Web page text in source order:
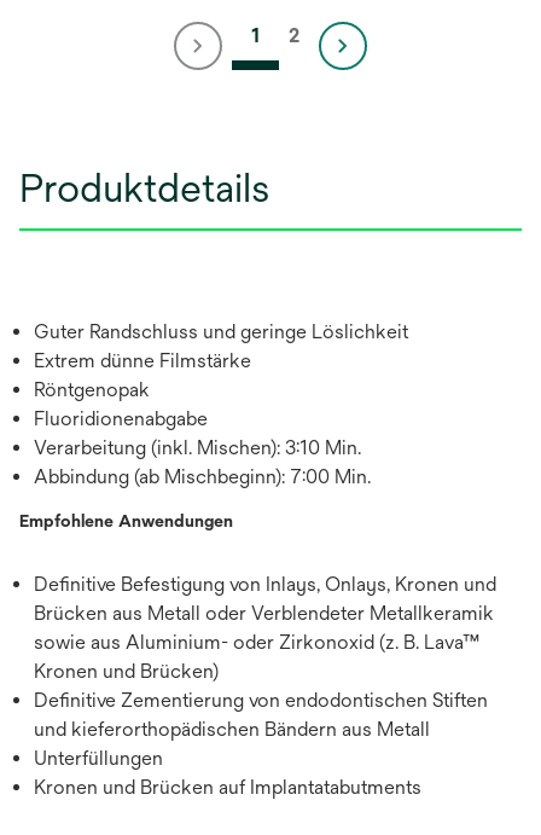
1 2
Produktdetails
Guter Randschluss und geringe Löslichkeit
Extrem dünne Filmstärke
Röntgenopak
Fluoridionenabgabe
Verarbeitung (inkl. Mischen): 3:10 Min.
Abbindung (ab Mischbeginn): 7:00 Min.
Empfohlene Anwendungen
Definitive Befestigung von Inlays, Onlays, Kronen und
Brücken aus Metall oder Verblendeter Metallkeramik
sowie aus Aluminium- oder Zirkonoxid (z. B. Lava™
Kronen und Brücken)
Definitive Zementierung von endodontischen Stiften
und kieferorthopädischen Bändern aus Metall
Unterfüllungen
Kronen und Brücken auf Implantatabutments